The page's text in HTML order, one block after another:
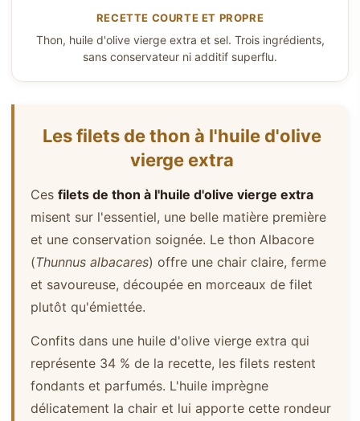
RECETTE COURTE ET PROPRE
Thon, huile d'olive vierge extra et sel. Trois ingrédients,
sans conservateur ni additif superflu.
Les filets de thon à l'huile d'olive
vierge extra
Ces filets de thon à l'huile d'olive vierge extra
misent sur l'essentiel, une belle matière première
et une conservation soignée. Le thon Albacore
(Thunnus albacares) offre une chair claire, ferme
et savoureuse, découpée en morceaux de filet
plutôt qu'émiettée.
Confits dans une huile d'olive vierge extra qui
représente 34 % de la recette, les filets restent
fondants et parfumés. L'huile imprègne
délicatement la chair et lui apporte cette rondeur